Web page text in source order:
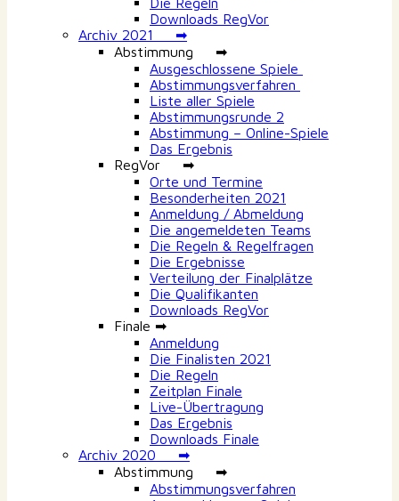
Downloads RegVor
Archiv 2021 ➡
Abstimmung ➡
Ausgeschlossene Spiele
Abstimmungsverfahren
Liste aller Spiele
Abstimmungsrunde 2
Abstimmung – Online-Spiele
Das Ergebnis
RegVor ➡
Orte und Termine
Besonderheiten 2021
Anmeldung / Abmeldung
Die angemeldeten Teams
Die Regeln & Regelfragen
Die Ergebnisse
Verteilung der Finalplätze
Die Qualifikanten
Downloads RegVor
Finale ➡
Anmeldung
Die Finalisten 2021
Die Regeln
Zeitplan Finale
Live-Übertragung
Das Ergebnis
Downloads Finale
Archiv 2020 ➡
Abstimmung ➡
Abstimmungsverfahren